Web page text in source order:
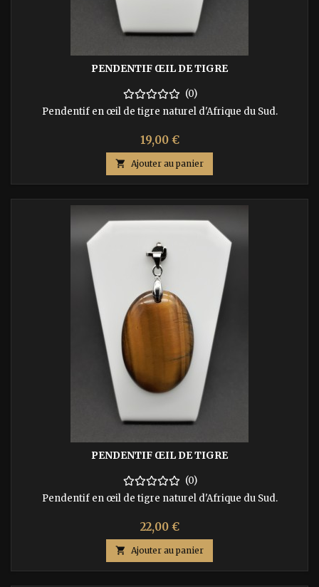
PENDENTIF ŒIL DE TIGRE
(0)
Pendentif en œil de tigre naturel d'Afrique du Sud.
Prix
19,00 €
 Ajouter au panier
PENDENTIF ŒIL DE TIGRE
(0)
Pendentif en œil de tigre naturel d'Afrique du Sud.
Prix
22,00 €
 Ajouter au panier